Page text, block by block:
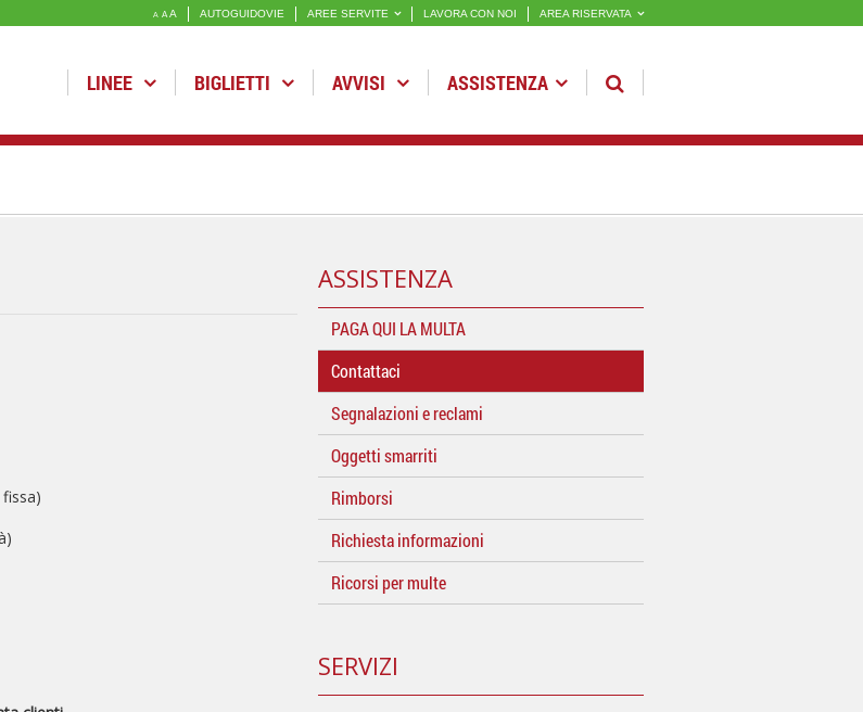
A A A AUTOGUIDOVIE AREE SERVITE LAVORA CON NOI AREA RISERVATA
LINEE BIGLIETTI AVVISI ASSISTENZA
ASSISTENZA
PAGA QUI LA MULTA
Contattaci
Segnalazioni e reclami
Oggetti smarriti
Rimborsi
Richiesta informazioni
Ricorsi per multe
SERVIZI